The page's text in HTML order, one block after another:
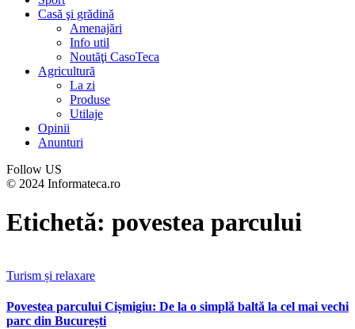
Casă şi grădină
Amenajări
Info util
Noutăţi CasoTeca
Agricultură
La zi
Produse
Utilaje
Opinii
Anunturi
Follow US
© 2024 Informateca.ro
Etichetă: povestea parcului
Turism și relaxare
Povestea parcului Cișmigiu: De la o simplă baltă la cel mai vechi
parc din București